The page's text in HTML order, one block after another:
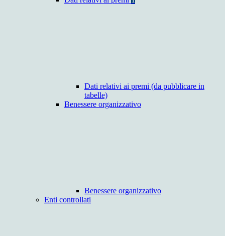
Dati relativi ai premi (da pubblicare in
tabelle)
Benessere organizzativo
Benessere organizzativo
Enti controllati